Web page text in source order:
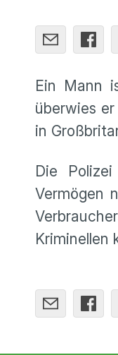
Ein Mann
überwies
in
Die
Vermögen
Kriminellen